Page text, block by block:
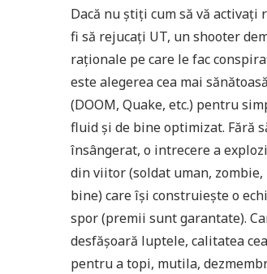
Dacă nu știți cum să vă activați
fi să rejucați UT, un shooter
raționale pe care le fac
este alegerea cea mai
(DOOM, Quake, etc.) pentru
fluid și de bine optimizat. Fără
însângerat, o intrecere a
din viitor (soldat uman,
bine) care își construiește o
spor (premii sunt garantate).
desfășoară luptele, calitatea
pentru a topi, mutila,